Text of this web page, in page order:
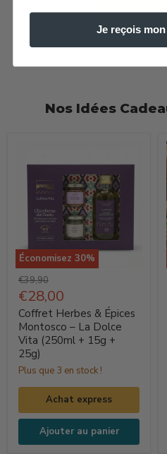
Nos Idées
Économisez 30%
Coffret
Herbes
&
Épices
Montosco
–
La
Vita
(250ml
+
Prix
d'origine
€39,90
Prix
actuel
€28,00
Coffret Herbes & Épices
Montosco – La Dolce
Vita (250ml + 15g +
25g)
Plus que 3 en stock !
Achat express
Ajouter au panier
Je reçois